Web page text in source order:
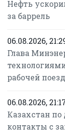
Нефть
за баррель
06.08.2026,
Глава
рабочей
06.08.2026,
Казахстан
контакты с